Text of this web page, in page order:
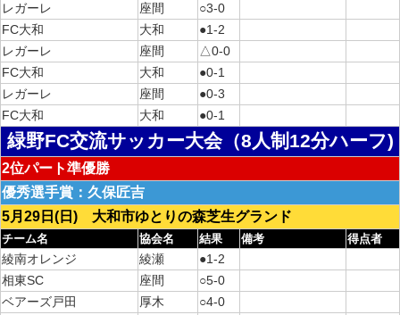
レガーレ 座間
○3-0
FC大和
大和
●1-2
レガーレ
座間
△0-0
FC大和
大和
●0-1
レガーレ
座間
●0-3
FC大和
大和 ●0-1
緑野FC交流サッカー大会（8人制12分ハーフ)
2位パート準優勝
優秀選手賞：久保匠吉
5月29日(日) 大和市ゆとりの森芝生グランド
チーム名 協会名 結果 備考 得点者
綾南オレンジ 綾瀬
●1-2
相東SC
座間
○5-0
ベアーズ戸田
厚木
○4-0